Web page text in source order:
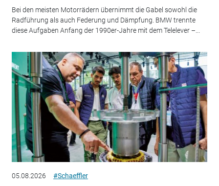
Bei den meisten Motorrädern übernimmt die Gabel sowohl die
Radführung als auch Federung und Dämpfung. BMW trennte
diese Aufgaben Anfang der 1990er-Jahre mit dem Telelever –...
05.08.2026 #Schaeffler